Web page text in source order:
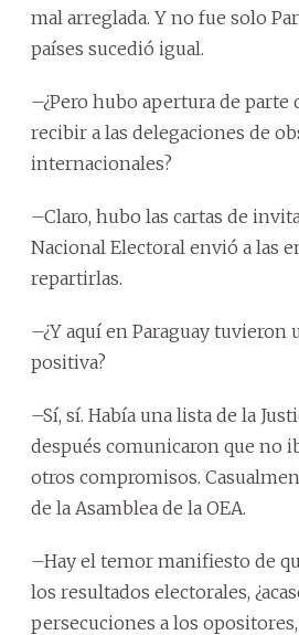
mal arreglada. Y no fue solo
países sucedió igual.
–¿Pero hubo apertura de parte
recibir a las delegaciones de
internacionales?
–Claro, hubo las cartas de
Nacional Electoral envió a las
repartirlas.
–¿Y aquí en Paraguay tuvieron
positiva?
–Sí, sí. Había una lista de la
después comunicaron que no
otros compromisos.
de la Asamblea de la OEA.
–Hay el temor manifiesto de
los resultados electorales,
persecuciones a los